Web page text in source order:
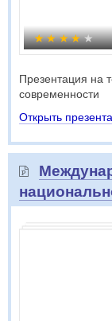
Презентация на
современности
Открыть